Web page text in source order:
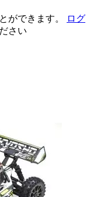
ができます。
ログ
さい